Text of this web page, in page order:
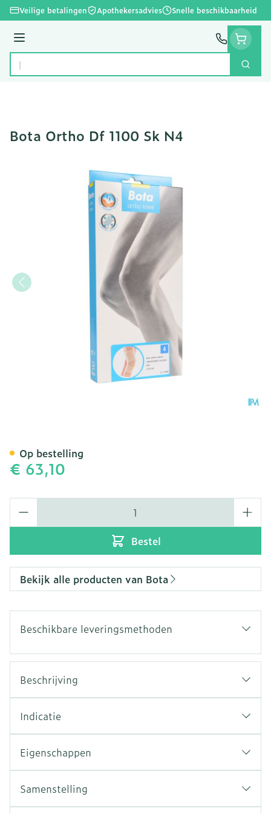
Ga naar de inhoud
Veilige betalingen Apothekersadvies Snelle beschikbaarheid
Menu
Product, merk, categorie...
Zoek
Bota Ortho Df 1100 Sk N4
€ 63,10
Bestel
Op bestelling
Bekijk alle producten van Bota
Beschikbare leveringsmethoden
Beschrijving
Indicatie
Eigenschappen
Samenstelling